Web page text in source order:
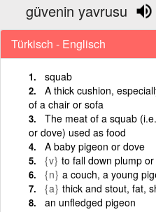
güvenin yavrusu
Türkisch - Englisch
squab
A thick cushion,
of a chair or sofa
The meat of a squab
or dove) used as food
A baby pigeon or dove
{v} to fall down plump
{n} a couch, a young
{a} thick and stout, fat,
an unfledged pigeon